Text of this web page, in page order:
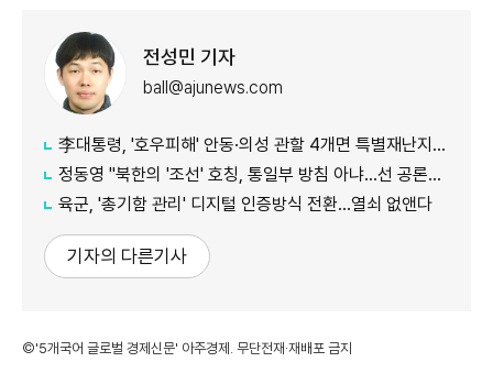
전성민 기자
ball@ajunews.com
李대통령, '호우피해' 안동·의성 관할 4개면 특별재난지역 선포
정동영 "북한의 '조선' 호칭, 통일부 방침 아냐...선 공론화 먼저"
육군, '총기함 관리' 디지털 인증방식 전환…열쇠 없앤다
기자의 다른기사
©'5개국어 글로벌 경제신문' 아주경제. 무단전재·재배포 금지